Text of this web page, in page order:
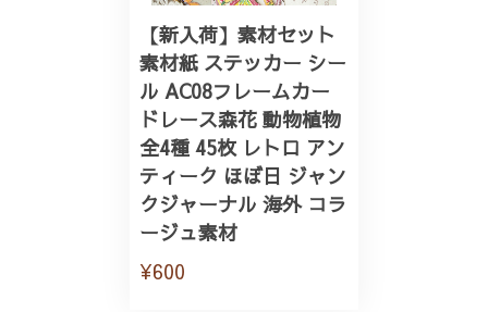
【新入荷】素材セット
素材紙 ステッカー シー
ル AC08フレームカー
ドレース森花 動物植物
全4種 45枚 レトロ アン
ティーク ほぼ日 ジャン
クジャーナル 海外 コラ
ージュ素材
¥600